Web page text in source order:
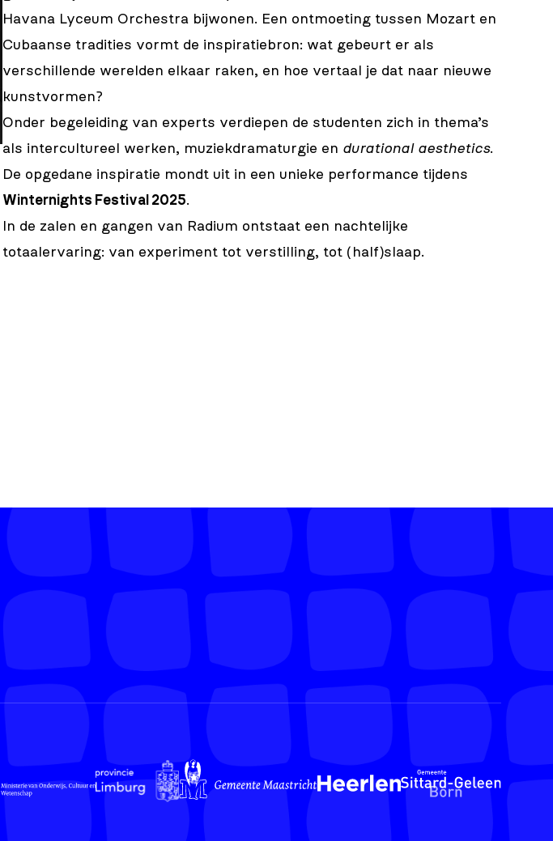
Havana Lyceum Orchestra bijwonen. Een ontmoeting tussen Mozart en
Cubaanse tradities vormt de inspiratiebron: wat gebeurt er als
verschillende werelden elkaar raken, en hoe vertaal je dat naar nieuwe
kunstvormen?
Onder begeleiding van experts verdiepen de studenten zich in thema’s
als intercultureel werken, muziekdramaturgie en durational aesthetics.
De opgedane inspiratie mondt uit in een unieke performance tijdens
Winternights Festival 2025.
In de zalen en gangen van Radium ontstaat een nachtelijke
totaalervaring: van experiment tot verstilling, tot (half)slaap.